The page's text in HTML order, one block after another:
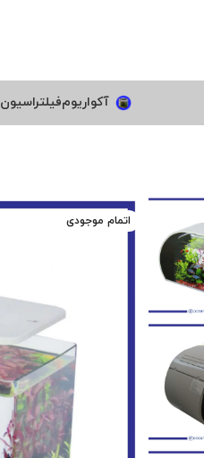
آکواریومفیلتراسیون
اتمام موجودی